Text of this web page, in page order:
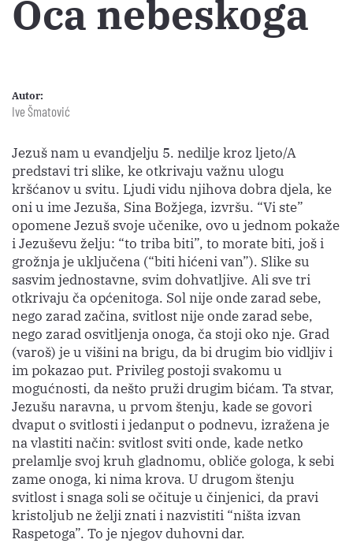
Oca nebeskoga
Autor:
Ive Šmatović
Jezuš nam u evandjelju 5. nedilje kroz ljeto/A
predstavi tri slike, ke otkrivaju važnu ulogu
kršćanov u svitu. Ljudi vidu njihova dobra djela, ke
oni u ime Jezuša, Sina Božjega, izvršu. “Vi ste”
opomene Jezuš svoje učenike, ovo u jednom pokaže
i Jezuševu želju: “to triba biti”, to morate biti, još i
grožnja je uključena (“biti hićeni van”). Slike su
sasvim jednostavne, svim dohvatljive. Ali sve tri
otkrivaju ča općenitoga. Sol nije onde zarad sebe,
nego zarad začina, svitlost nije onde zarad sebe,
nego zarad osvitljenja onoga, ča stoji oko nje. Grad
(varoš) je u višini na brigu, da bi drugim bio vidljiv i
im pokazao put. Privileg postoji svakomu u
mogućnosti, da nešto pruži drugim bićam. Ta stvar,
Jezušu naravna, u prvom štenju, kade se govori
dvaput o svitlosti i jedanput o podnevu, izražena je
na vlastiti način: svitlost sviti onde, kade netko
prelamlje svoj kruh gladnomu, obliče gologa, k sebi
zame onoga, ki nima krova. U drugom štenju
svitlost i snaga soli se očituje u činjenici, da pravi
kristoljub ne želji znati i nazvistiti “ništa izvan
Raspetoga”. To je njegov duhovni dar.